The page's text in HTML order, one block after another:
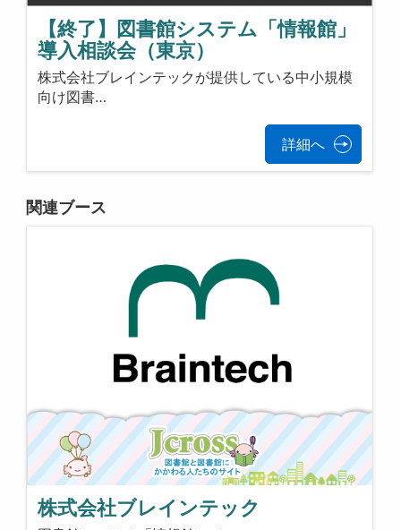
【終了】図書館システム「情報館」
導入相談会（東京）
株式会社ブレインテックが提供している中小規模
向け図書…
詳細へ
関連ブース
株式会社ブレインテック